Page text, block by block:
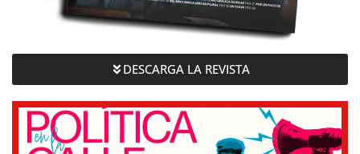
DESCARGA LA REVISTA